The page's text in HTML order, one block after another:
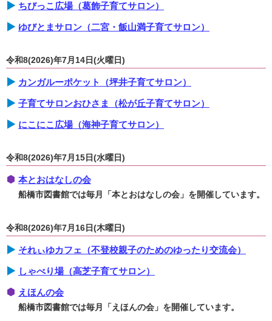
ちびっこ広場（葛飾子育てサロン）
ゆびとまサロン（二宮・飯山満子育てサロン）
令和8(2026)年7月14日(火曜日)
カンガルーポケット（坪井子育てサロン）
子育てサロンおひさま（松が丘子育てサロン）
にこにこ広場（海神子育てサロン）
令和8(2026)年7月15日(水曜日)
本とおはなしの会
船橋市図書館では毎月「本とおはなしの会」を開催しています。
令和8(2026)年7月16日(木曜日)
それぃゆカフェ（不登校親子のためのゆったり交流会）
しゃべり場（高芝子育てサロン）
えほんの会
船橋市図書館では毎月「えほんの会」を開催しています。